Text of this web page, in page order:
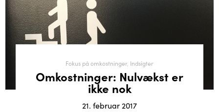
Fokus på omkostninger, Indsigter
Omkostninger: Nulvækst er
ikke nok
21. februar 2017